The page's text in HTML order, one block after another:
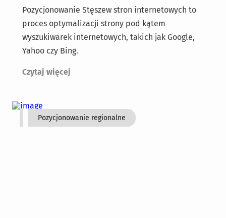
Pozycjonowanie Stęszew stron internetowych to
proces optymalizacji strony pod kątem
wyszukiwarek internetowych, takich jak Google,
Yahoo czy Bing.
Czytaj więcej
Pozycjonowanie regionalne